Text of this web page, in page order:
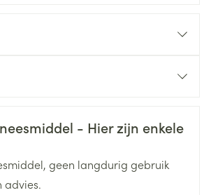
Boiron
- Hier zijn enkele
geen langdurig gebruik
advies.